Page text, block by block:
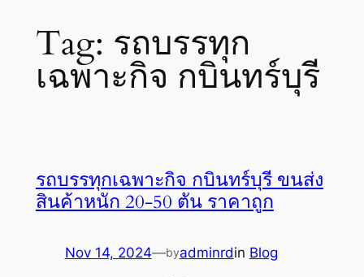
Tag: รถบรรทุก
เฉพาะกิจ กบินทร์บุรี
รถบรรทุกเฉพาะกิจ กบินทร์บุรี ขนส่ง
สินค้าหนัก 20-50 ตัน ราคาถูก
Nov 14, 2024—byadminrdin Blog